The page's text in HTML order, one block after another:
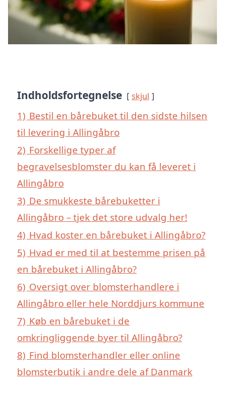
Indholdsfortegnelse skjul
1) Bestil en bårebuket til den sidste hilsen
til levering i Allingåbro
2) Forskellige typer af
begravelsesblomster du kan få leveret i
Allingåbro
3) De smukkeste bårebuketter i
Allingåbro – tjek det store udvalg her!
4) Hvad koster en bårebuket i Allingåbro?
5) Hvad er med til at bestemme prisen på
en bårebuket i Allingåbro?
6) Oversigt over blomsterhandlere i
Allingåbro eller hele Norddjurs kommune
7) Køb en bårebuket i de
omkringliggende byer til Allingåbro?
8) Find blomsterhandler eller online
blomsterbutik i andre dele af Danmark